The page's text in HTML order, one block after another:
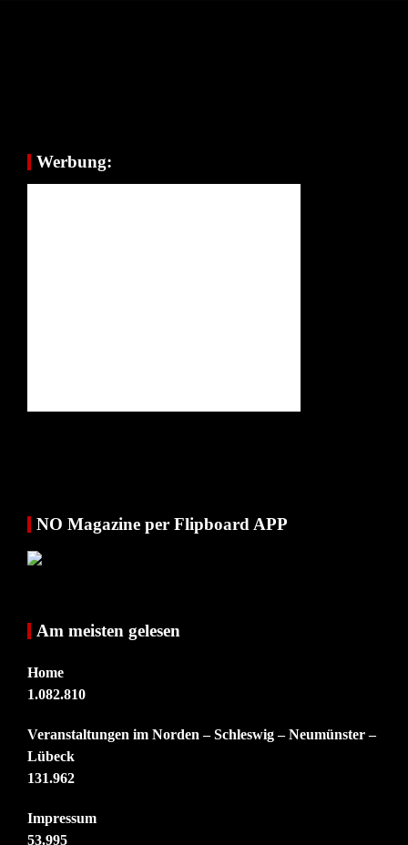
Werbung:
NO Magazine per Flipboard APP
Am meisten gelesen
Home
1.082.810
Veranstaltungen im Norden – Schleswig – Neumünster –
Lübeck
131.962
Impressum
53.995